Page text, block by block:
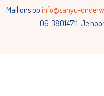
Mail ons op info@sanyu-
06-38014711. Je